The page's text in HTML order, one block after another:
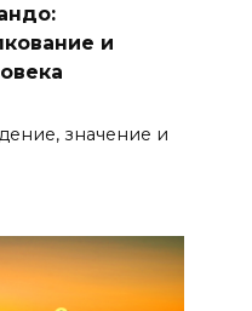
и
значение и